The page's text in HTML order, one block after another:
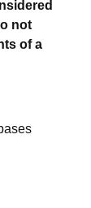
not
of a